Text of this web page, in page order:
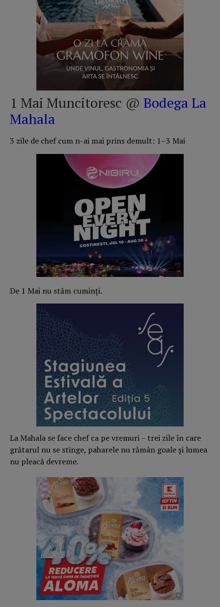
1 Mai Muncitoresc @ Bodega La
Mahala
3 zile de chef cum n-ai mai prins demult: 1–3 Mai
De 1 Mai nu stăm cuminți.
La Mahala se face chef ca pe vremuri – trei zile în care
grătarul nu se stinge, paharele nu rămân goale și lumea
nu pleacă devreme.